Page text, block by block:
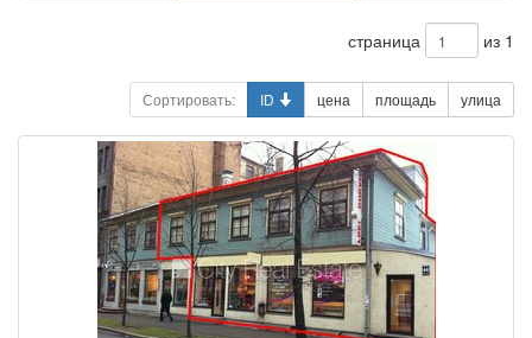
страница из 1
Сортировать: ID цена площадь улица